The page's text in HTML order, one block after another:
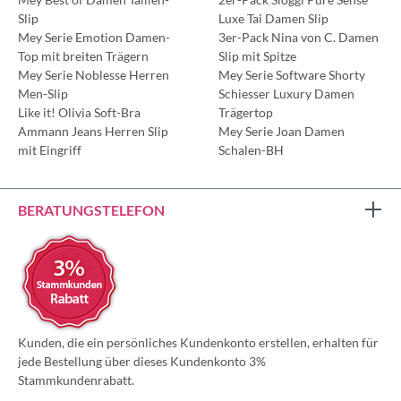
Slip
Mey Serie Emotion Damen-
Top mit breiten Trägern
Mey Serie Noblesse Herren
Men-Slip
Like it! Olivia Soft-Bra
Ammann Jeans Herren Slip
mit Eingriff
Luxe Tai Damen Slip
3er-Pack Nina von C. Damen
Slip mit Spitze
Mey Serie Software Shorty
Schiesser Luxury Damen
Trägertop
Mey Serie Joan Damen
Schalen-BH
BERATUNGSTELEFON
Kunden, die ein persönliches Kundenkonto erstellen, erhalten für
jede Bestellung über dieses Kundenkonto 3%
Stammkundenrabatt.